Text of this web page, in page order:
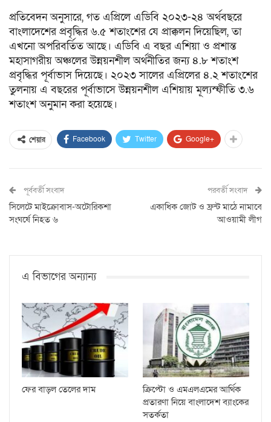
প্রতিবেদন অনুসারে, গত এপ্রিলে এডিবি ২০২৩-২৪ অর্থবছরে
বাংলাদেশের প্রবৃদ্ধির ৬.৫ শতাংশের যে প্রাক্কলন দিয়েছিল, তা
এখনো অপরিবর্তিত আছে। এডিবি এ বছর এশিয়া ও প্রশান্ত
মহাসাগরীয় অঞ্চলের উন্নয়নশীল অর্থনীতির জন্য ৪.৮ শতাংশ
প্রবৃদ্ধির পূর্বাভাস দিয়েছে। ২০২৩ সালের এপ্রিলের ৪.২ শতাংশের
তুলনায় এ বছরের পূর্বাভাসে উন্নয়নশীল এশিয়ায় মূল্যস্ফীতি ৩.৬
শতাংশ অনুমান করা হয়েছে।
শেয়ার Facebook Twitter Google+
পূর্ববর্তী সংবাদ
সিলেটে মাইক্রোবাস-অটোরিকশা
সংঘর্ষে নিহত ৬
পরবর্তী সংবাদ
একাধিক জোট ও ফ্রন্ট মাঠে নামাবে
আওয়ামী লীগ
এ বিভাগের অন্যান্য
ফের বাড়ল তেলের দাম
ক্রিপ্টো ও এমএলএমের আর্থিক
প্রতারণা নিয়ে বাংলাদেশ ব্যাংকের
সতর্কতা